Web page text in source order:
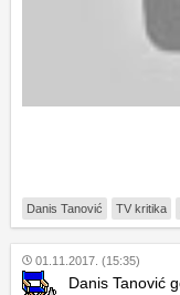
Danis Tanović TV kritika
01.11.2017. (15:35)
Danis Tanović